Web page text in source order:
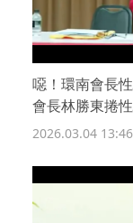
噁！環南會長
會長林勝東捲
2026.03.04 13:46